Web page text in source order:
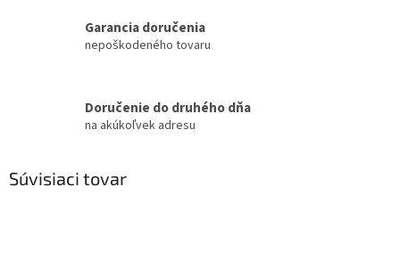
Garancia doručenia
nepoškodeného tovaru
Doručenie do druhého dňa
na akúkoľvek adresu
Súvisiaci tovar